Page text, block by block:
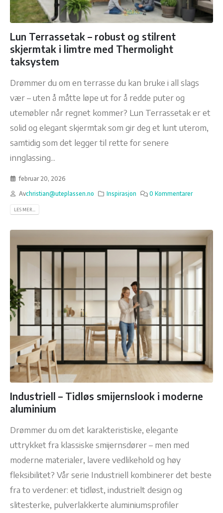
Lun Terrassetak – robust og stilrent
skjermtak i limtre med Thermolight
taksystem
Drømmer du om en terrasse du kan bruke i all slags
vær – uten å måtte løpe ut for å redde puter og
utemøbler når regnet kommer? Lun Terrassetak er et
solid og elegant skjermtak som gir deg et lunt uterom,
samtidig som det legger til rette for senere
innglassing...
februar 20, 2026
Avchristian@uteplassen.no Inspirasjon 0 Kommentarer
LES MER...
Industriell – Tidløs smijernslook i moderne
aluminium
Drømmer du om det karakteristiske, elegante
uttrykket fra klassiske smijernsdører – men med
moderne materialer, lavere vedlikehold og høy
fleksibilitet? Vår serie Industriell kombinerer det beste
fra to verdener: et tidløst, industrielt design og
slitesterke, pulverlakkerte aluminiumsprofiler